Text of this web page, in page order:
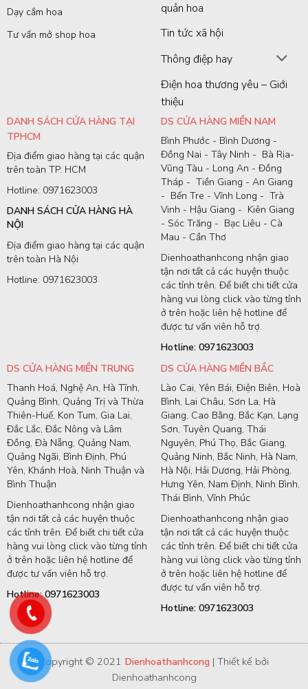
Dạy cắm hoa
Tư vấn mở shop hoa
quản hoa
Tin tức xã hội
Thông điệp hay
Điện hoa thương yêu – Giới
thiệu
DANH SÁCH CỬA HÀNG TẠI
TPHCM
Địa điểm giao hàng tại các quận
trên toàn TP. HCM
Hotline: 0971623003
DANH SÁCH CỬA HÀNG HÀ
NỘI
Địa điểm giao hàng tại các quận
trên toàn Hà Nội
Hotline: 0971623003
DS CỬA HÀNG MIỀN NAM
Bình Phước - Bình Dương -
Đồng Nai - Tây Ninh - Bà Rịa-
Vũng Tàu - Long An - Đồng
Tháp - Tiền Giang - An Giang
- Bến Tre - Vĩnh Long - Trà
Vinh - Hậu Giang - Kiên Giang
- Sóc Trăng - Bạc Liêu - Cà
Mau - Cần Thơ
Dienhoathanhcong nhận giao
tận nơi tất cả các huyện thuộc
các tỉnh trên. Để biết chi tiết cửa
hàng vui lòng click vào từng tỉnh
ở trên hoặc liên hệ hotline để
được tư vấn viên hỗ trợ.
Hotline: 0971623003
DS CỬA HÀNG MIỀN TRUNG
Thanh Hoá, Nghệ An, Hà Tĩnh,
Quảng Bình, Quảng Trị và Thừa
Thiên-Huế, Kon Tum, Gia Lai,
Đắc Lắc, Đắc Nông và Lâm
Đồng, Đà Nẵng, Quảng Nam,
Quảng Ngãi, Bình Định, Phú
Yên, Khánh Hoà, Ninh Thuận và
Bình Thuận
Dienhoathanhcong nhận giao
tận nơi tất cả các huyện thuộc
các tỉnh trên. Để biết chi tiết cửa
hàng vui lòng click vào từng tỉnh
ở trên hoặc liên hệ hotline để
được tư vấn viên hỗ trợ.
Hotline: 0971623003
DS CỬA HÀNG MIỀN BẮC
Lào Cai, Yên Bái, Điện Biên, Hoà
Bình, Lai Châu, Sơn La, Hà
Giang, Cao Bằng, Bắc Kạn, Lạng
Sơn, Tuyên Quang, Thái
Nguyên, Phú Thọ, Bắc Giang,
Quảng Ninh, Bắc Ninh, Hà Nam,
Hà Nội, Hải Dương, Hải Phòng,
Hưng Yên, Nam Định, Ninh Bình,
Thái Bình, Vĩnh Phúc
Dienhoathanhcong nhận giao
tận nơi tất cả các huyện thuộc
các tỉnh trên. Để biết chi tiết cửa
hàng vui lòng click vào từng tỉnh
ở trên hoặc liên hệ hotline để
được tư vấn viên hỗ trợ.
Hotline: 0971623003
Copyright © 2021 Dienhoathanhcong | Thiết kế bởi
Dienhoathanhcong